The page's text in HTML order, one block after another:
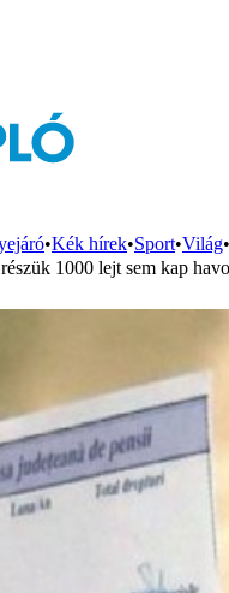
•Kék hírek•Sport•Világ•
1000 lejt sem kap